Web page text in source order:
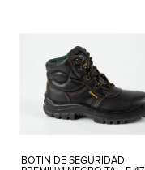
BOTIN DE SEGURIDAD